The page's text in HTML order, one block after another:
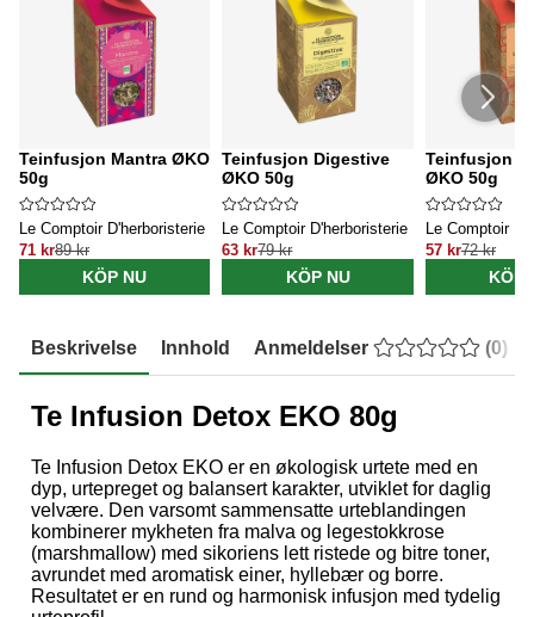
Teinfusjon Mantra ØKO
50g
Le Comptoir D'herboristerie
71 kr89 kr
KÖP NU
Teinfusjon Digestive
ØKO 50g
Le Comptoir D'herboristerie
63 kr79 kr
KÖP NU
Teinfusjon
ØKO 50g
Le Comptoir
57 kr72 kr
KÖP
Beskrivelse Innhold Anmeldelser (0)
Te Infusion Detox EKO 80g
Te Infusion Detox EKO er en økologisk urtete med en
dyp, urtepreget og balansert karakter, utviklet for daglig
velvære. Den varsomt sammensatte urteblandingen
kombinerer mykheten fra malva og legestokkrose
(marshmallow) med sikoriens lett ristede og bitre toner,
avrundet med aromatisk einer, hyllebær og borre.
Resultatet er en rund og harmonisk infusjon med tydelig